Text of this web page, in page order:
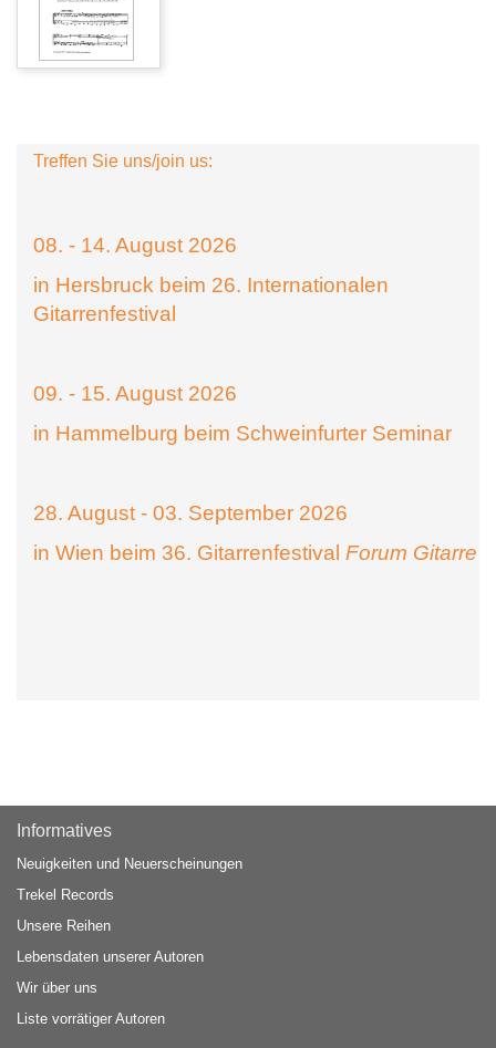
Treffen Sie uns/join us:
08. - 14. August 2026
in Hersbruck beim 26. Internationalen
Gitarrenfestival
09. - 15. August 2026
in Hammelburg beim Schweinfurter Seminar
28. August - 03. September 2026
in Wien beim 36. Gitarrenfestival Forum Gitarre
Informatives
Neuigkeiten und Neuerscheinungen
Trekel Records
Unsere Reihen
Lebensdaten unserer Autoren
Wir über uns
Liste vorrätiger Autoren